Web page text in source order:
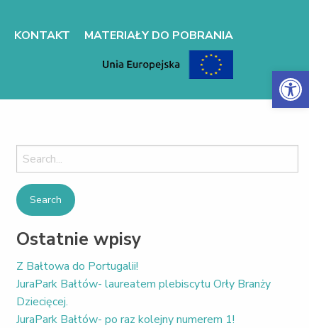
KONTAKT MATERIAŁY DO POBRANIA
Search
for:
Ostatnie wpisy
Z Bałtowa do Portugalii!
JuraPark Bałtów- laureatem plebiscytu Orły Branży
Dziecięcej.
JuraPark Bałtów- po raz kolejny numerem 1!